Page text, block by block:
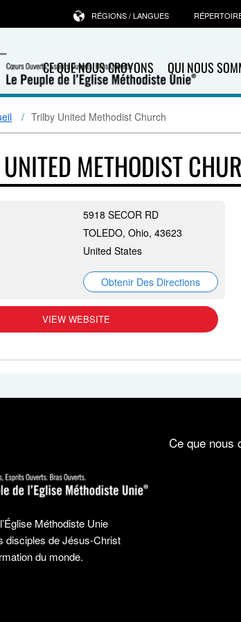
CE QUE NOUS CROYONS QUI NOUS
RÉGIONS / LANGUES
Trilby United Methodist Church
METHODIST
5918 SECOR RD
TOLEDO, Ohio, 43623
United States
Obtenir Des Directions
VIEW WEBSITE
Méthodiste Unie
disciples de Jésus-Christ
du monde.
Ce que nous